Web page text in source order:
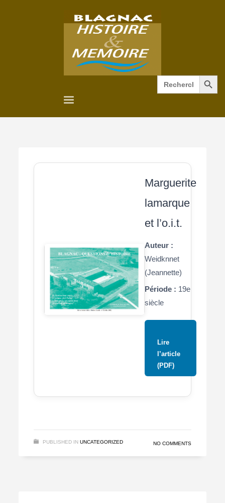
Search
for:
Search Button
Marguerite
lamarque
et l’o.i.t.
Auteur :
Weidknnet
(Jeannette)
Période : 19e
siècle
Lire
l’article
(PDF)
PUBLISHED IN UNCATEGORIZED NO COMMENTS